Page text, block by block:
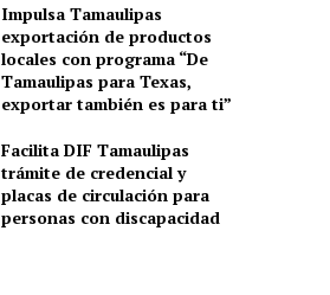
Impulsa Tamaulipas
exportación de productos
locales con programa “De
Tamaulipas para Texas,
exportar también es para ti”
Facilita DIF Tamaulipas
trámite de credencial y
placas de circulación para
personas con discapacidad